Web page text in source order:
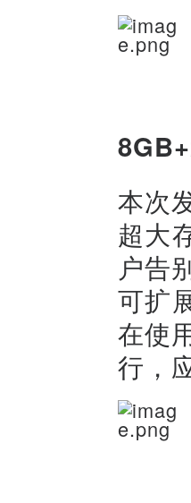
8GB
本次
超大
户告
可扩
在使
行，